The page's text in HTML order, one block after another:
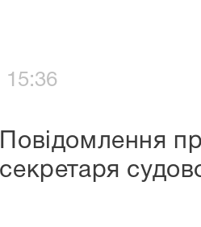
15:36
Повідомлення
секретаря